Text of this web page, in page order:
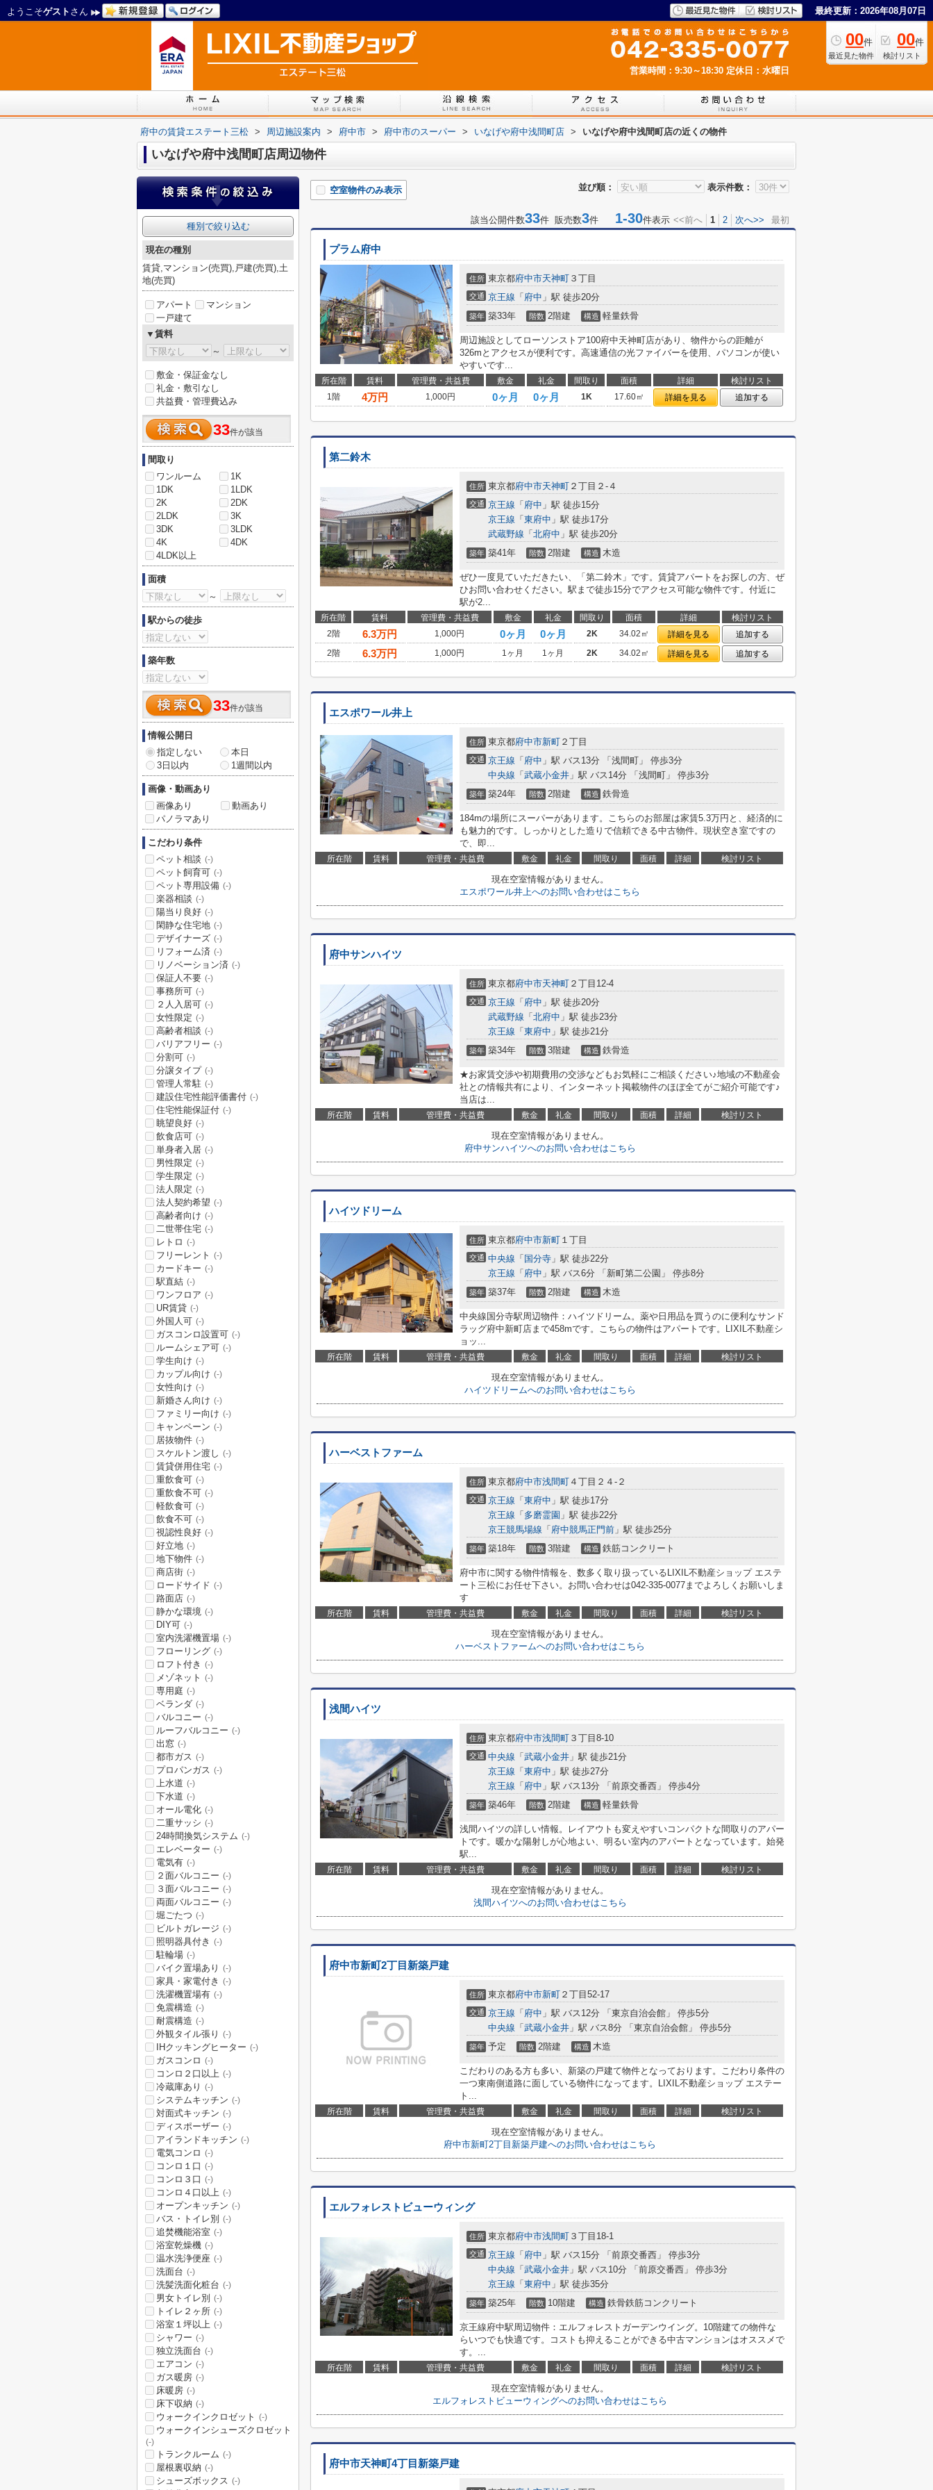
ようこそゲスト さん 最終更新：2026年08月07日
00件
最近見た物件
00件
検討リスト
営業時間：9:30～18:30 定休日：水曜日
府中の賃貸エステート三松 > 周辺施設案内 > 府中市 > 府中市のスーパー > いなげや府中浅間町店 > いなげや府中浅間町店の近くの物件
いなげや府中浅間町店周辺物件
並び順： 表示件数：
空室物件のみ表示
該当公開件数33件 販売数3件 1-30件表示 <<前へ 1 2 次へ>> 最初
プラム府中
住所 東京都府中市天神町 ３丁目
交通 京王線 「 府中 」駅 徒歩20分
築年 築33年 階数 2階建 構造 軽量鉄骨
周辺施設としてローソンストア100府中天神町店があり、物件からの距離が
326mとアクセスが便利です。高速通信の光ファイバーを使用、パソコンが使い
やすいです...
所在階 賃料 管理費・共益費 敷金 礼金 間取り 面積 詳細
検討リスト
1階
4万円 1,000円 0ヶ月 0ヶ月 1K 17.60㎡ 詳細を見る 追加する
第二鈴木
住所 東京都府中市天神町 ２丁目２-４
交通 京王線 「 府中 」駅 徒歩15分
京王線 「 東府中 」駅 徒歩17分
武蔵野線 「 北府中 」駅 徒歩20分
築年 築41年 階数 2階建 構造 木造
ぜひ一度見ていただきたい、「第二鈴木」です。賃貸アパートをお探しの方、ぜ
ひお問い合わせください。駅まで徒歩15分でアクセス可能な物件です。付近に
駅が2...
所在階 賃料 管理費・共益費 敷金 礼金 間取り 面積 詳細
検討リスト
2階
6.3万円 1,000円 0ヶ月 0ヶ月 2K 34.02㎡ 詳細を見る
追加する
2階
6.3万円 1,000円 1ヶ月 1ヶ月 2K 34.02㎡ 詳細を見る 追加する
エスポワール井上
住所 東京都府中市新町 ２丁目
交通 京王線 「 府中 」駅 バス13分 「浅間町」 停歩3分
中央線 「 武蔵小金井 」駅 バス14分 「浅間町」 停歩3分
築年 築24年 階数 2階建 構造 鉄骨造
184mの場所にスーパーがあります。こちらのお部屋は家賃5.3万円と、経済的に
も魅力的です。しっかりとした造りで信頼できる中古物件。現状空き室ですの
で、即...
所在階 賃料 管理費・共益費 敷金 礼金 間取り 面積 詳細 検討リスト
現在空室情報がありません。
エスポワール井上へのお問い合わせはこちら
府中サンハイツ
住所 東京都府中市天神町 ２丁目12-4
交通 京王線 「 府中 」駅 徒歩20分
武蔵野線 「 北府中 」駅 徒歩23分
京王線 「 東府中 」駅 徒歩21分
築年 築34年 階数 3階建 構造 鉄骨造
★お家賃交渉や初期費用の交渉などもお気軽にご相談ください♪地域の不動産会
社との情報共有により、インターネット掲載物件のほぼ全てがご紹介可能です♪
当店は...
所在階 賃料 管理費・共益費 敷金 礼金 間取り 面積 詳細 検討リスト
現在空室情報がありません。
府中サンハイツへのお問い合わせはこちら
ハイツドリーム
住所 東京都府中市新町 １丁目
交通 中央線 「 国分寺 」駅 徒歩22分
京王線 「 府中 」駅 バス6分 「新町第二公園」 停歩8分
築年 築37年 階数 2階建 構造 木造
中央線国分寺駅周辺物件：ハイツドリーム。薬や日用品を買うのに便利なサンド
ラッグ府中新町店まで458mです。こちらの物件はアパートです。LIXIL不動産シ
ョッ...
所在階 賃料 管理費・共益費 敷金 礼金 間取り 面積 詳細 検討リスト
現在空室情報がありません。
ハイツドリームへのお問い合わせはこちら
ハーベストファーム
住所 東京都府中市浅間町 ４丁目２４-２
交通 京王線 「 東府中 」駅 徒歩17分
京王線 「 多磨霊園 」駅 徒歩22分
京王競馬場線 「 府中競馬正門前 」駅 徒歩25分
築年 築18年 階数 3階建 構造 鉄筋コンクリート
府中市に関する物件情報を、数多く取り扱っているLIXIL不動産ショップ エステ
ート三松にお任せ下さい。お問い合わせは042-335-0077までよろしくお願いしま
す
所在階 賃料 管理費・共益費 敷金 礼金 間取り 面積 詳細 検討リスト
現在空室情報がありません。
ハーベストファームへのお問い合わせはこちら
浅間ハイツ
住所 東京都府中市浅間町 ３丁目8-10
交通 中央線 「 武蔵小金井 」駅 徒歩21分
京王線 「 東府中 」駅 徒歩27分
京王線 「 府中 」駅 バス13分 「前原交番西」 停歩4分
築年 築46年 階数 2階建 構造 軽量鉄骨
浅間ハイツの詳しい情報。レイアウトも変えやすいコンパクトな間取りのアパー
トです。暖かな陽射しが心地よい、明るい室内のアパートとなっています。始発
駅...
所在階 賃料 管理費・共益費 敷金 礼金 間取り 面積 詳細 検討リスト
現在空室情報がありません。
浅間ハイツへのお問い合わせはこちら
府中市新町2丁目新築戸建
住所 東京都府中市新町 ２丁目52-17
交通 京王線 「 府中 」駅 バス12分 「東京自治会館」 停歩5分
中央線 「 武蔵小金井 」駅 バス8分 「東京自治会館」 停歩5分
築年 予定 階数 2階建 構造 木造
こだわりのある方も多い、新築の戸建て物件となっております。こだわり条件の
一つ東南側道路に面している物件になってます。LIXIL不動産ショップ エステー
ト...
所在階 賃料 管理費・共益費 敷金 礼金 間取り 面積 詳細 検討リスト
現在空室情報がありません。
府中市新町2丁目新築戸建へのお問い合わせはこちら
エルフォレストビューウィング
住所 東京都府中市浅間町 ３丁目18-1
交通 京王線 「 府中 」駅 バス15分 「前原交番西」 停歩3分
中央線 「 武蔵小金井 」駅 バス10分 「前原交番西」 停歩3分
京王線 「 東府中 」駅 徒歩35分
築年 築25年 階数 10階建 構造 鉄骨鉄筋コンクリート
京王線府中駅周辺物件：エルフォレストガーデンウイング。10階建ての物件な
らいつでも快適です。コストも抑えることができる中古マンションはオススメで
す。...
所在階 賃料 管理費・共益費 敷金 礼金 間取り 面積 詳細 検討リスト
現在空室情報がありません。
エルフォレストビューウィングへのお問い合わせはこちら
府中市天神町4丁目新築戸建
種別で絞り込む
現在の種別
賃貸,マンション(売買),戸建(売買),土
地(売買)
アパート
マンション
一戸建て
▼賃料
～
敷金・保証金なし
礼金・敷引なし
共益費・管理費込み
33件が該当
間取り
ワンルーム
1K
1DK
1LDK
2K
2DK
2LDK
3K
3DK
3LDK
4K
4DK
4LDK以上
面積
～
駅からの徒歩
築年数
33件が該当
情報公開日
指定しない
本日
3日以内
1週間以内
画像・動画あり
画像あり
動画あり
パノラマあり
こだわり条件
ペット相談 (-)
ペット飼育可 (-)
ペット専用設備 (-)
楽器相談 (-)
陽当り良好 (-)
閑静な住宅地 (-)
デザイナーズ (-)
リフォーム済 (-)
リノベーション済 (-)
保証人不要 (-)
事務所可 (-)
２人入居可 (-)
女性限定 (-)
高齢者相談 (-)
バリアフリー (-)
分割可 (-)
分譲タイプ (-)
管理人常駐 (-)
建設住宅性能評価書付 (-)
住宅性能保証付 (-)
眺望良好 (-)
飲食店可 (-)
単身者入居 (-)
男性限定 (-)
学生限定 (-)
法人限定 (-)
法人契約希望 (-)
高齢者向け (-)
二世帯住宅 (-)
レトロ (-)
フリーレント (-)
カードキー (-)
駅直結 (-)
ワンフロア (-)
UR賃貸 (-)
外国人可 (-)
ガスコンロ設置可 (-)
ルームシェア可 (-)
学生向け (-)
カップル向け (-)
女性向け (-)
新婚さん向け (-)
ファミリー向け (-)
キャンペーン (-)
居抜物件 (-)
スケルトン渡し (-)
賃貸併用住宅 (-)
重飲食可 (-)
重飲食不可 (-)
軽飲食可 (-)
飲食不可 (-)
視認性良好 (-)
好立地 (-)
地下物件 (-)
商店街 (-)
ロードサイド (-)
路面店 (-)
静かな環境 (-)
DIY可 (-)
室内洗濯機置場 (-)
フローリング (-)
ロフト付き (-)
メゾネット (-)
専用庭 (-)
ベランダ (-)
バルコニー (-)
ルーフバルコニー (-)
出窓 (-)
都市ガス (-)
プロパンガス (-)
上水道 (-)
下水道 (-)
オール電化 (-)
二重サッシ (-)
24時間換気システム (-)
エレベーター (-)
電気有 (-)
２面バルコニー (-)
３面バルコニー (-)
両面バルコニー (-)
堀ごたつ (-)
ビルトガレージ (-)
照明器具付き (-)
駐輪場 (-)
バイク置場あり (-)
家具・家電付き (-)
洗濯機置場有 (-)
免震構造 (-)
耐震構造 (-)
外観タイル張り (-)
IHクッキングヒーター (-)
ガスコンロ (-)
コンロ２口以上 (-)
冷蔵庫あり (-)
システムキッチン (-)
対面式キッチン (-)
ディスポーザー (-)
アイランドキッチン (-)
電気コンロ (-)
コンロ１口 (-)
コンロ３口 (-)
コンロ４口以上 (-)
オープンキッチン (-)
バス・トイレ別 (-)
追焚機能浴室 (-)
浴室乾燥機 (-)
温水洗浄便座 (-)
洗面台 (-)
洗髪洗面化粧台 (-)
男女トイレ別 (-)
トイレ２ヶ所 (-)
浴室１坪以上 (-)
シャワー (-)
独立洗面台 (-)
エアコン (-)
ガス暖房 (-)
床暖房 (-)
床下収納 (-)
ウォークインクロゼット (-)
ウォークインシューズクロゼット
(-)
トランクルーム (-)
屋根裏収納 (-)
シューズボックス (-)